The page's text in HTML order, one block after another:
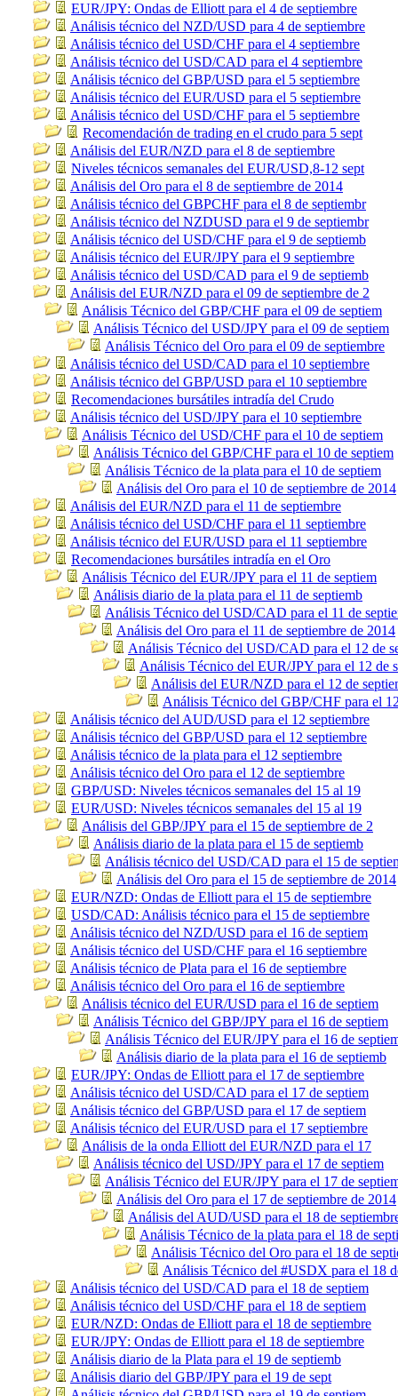
EUR/JPY: Ondas de Elliott para el 4 de septiembre
Análisis técnico del NZD/USD para 4 de septiembre
Análisis técnico del USD/CHF para el 4 septiembre
Análisis técnico del USD/CAD para el 4 septiembre
Análisis técnico del GBP/USD para el 5 septiembre
Análisis técnico del EUR/USD para el 5 septiembre
Análisis técnico del USD/CHF para el 5 septiembre
Recomendación de trading en el crudo para 5 sept
Análisis del EUR/NZD para el 8 de septiembre
Niveles técnicos semanales del EUR/USD,8-12 sept
Análisis del Oro para el 8 de septiembre de 2014
Análisis técnico del GBPCHF para el 8 de septiembr
Análisis técnico del NZDUSD para el 9 de septiembr
Análisis técnico del USD/CHF para el 9 de septiemb
Análisis técnico del EUR/JPY para el 9 septiembre
Análisis técnico del USD/CAD para el 9 de septiemb
Análisis del EUR/NZD para el 09 de septiembre de 2
Análisis Técnico del GBP/CHF para el 09 de septiem
Análisis Técnico del USD/JPY para el 09 de septiem
Análisis Técnico del Oro para el 09 de septiembre
Análisis técnico del USD/CAD para el 10 septiembre
Análisis técnico del GBP/USD para el 10 septiembre
Recomendaciones bursátiles intradía del Crudo
Análisis técnico del USD/JPY para el 10 septiembre
Análisis Técnico del USD/CHF para el 10 de septiem
Análisis Técnico del GBP/CHF para el 10 de septiem
Análisis Técnico de la plata para el 10 de septiem
Análisis del Oro para el 10 de septiembre de 2014
Análisis del EUR/NZD para el 11 de septiembre
Análisis técnico del USD/CHF para el 11 septiembre
Análisis técnico del EUR/USD para el 11 septiembre
Recomendaciones bursátiles intradía en el Oro
Análisis Técnico del EUR/JPY para el 11 de septiem
Análisis diario de la plata para el 11 de septiemb
Análisis Técnico del USD/CAD para el 11 de
Análisis del Oro para el 11 de septiembre de 2014
Análisis Técnico del USD/CAD para el 12 de
Análisis Técnico del EUR/JPY para el 12 de
Análisis del EUR/NZD para el 12 de
Análisis Técnico del GBP/CHF para el
Análisis técnico del AUD/USD para el 12 septiembre
Análisis técnico del GBP/USD para el 12 septiembre
Análisis técnico de la plata para el 12 septiembre
Análisis técnico del Oro para el 12 de septiembre
GBP/USD: Niveles técnicos semanales del 15 al 19
EUR/USD: Niveles técnicos semanales del 15 al 19
Análisis del GBP/JPY para el 15 de septiembre de 2
Análisis diario de la plata para el 15 de septiemb
Análisis técnico del USD/CAD para el 15 de
Análisis del Oro para el 15 de septiembre de 2014
EUR/NZD: Ondas de Elliott para el 15 de septiembre
USD/CAD: Análisis técnico para el 15 de septiembre
Análisis técnico del NZD/USD para el 16 de septiem
Análisis técnico del USD/CHF para el 16 septiembre
Análisis técnico de Plata para el 16 de septiembre
Análisis técnico del Oro para el 16 de septiembre
Análisis técnico del EUR/USD para el 16 de septiem
Análisis Técnico del GBP/JPY para el 16 de septiem
Análisis Técnico del EUR/JPY para el 16 de
Análisis diario de la plata para el 16 de septiemb
EUR/JPY: Ondas de Elliott para el 17 de septiembre
Análisis técnico del USD/CAD para el 17 de septiem
Análisis técnico del GBP/USD para el 17 de septiem
Análisis técnico del EUR/USD para el 17 septiembre
Análisis de la onda Elliott del EUR/NZD para el 17
Análisis técnico del USD/JPY para el 17 de septiem
Análisis Técnico del EUR/JPY para el 17 de
Análisis del Oro para el 17 de septiembre de 2014
Análisis del AUD/USD para el 18 de
Análisis Técnico de la plata para el 18 de
Análisis Técnico del Oro para el 18 de
Análisis Técnico del #USDX para el 18
Análisis técnico del USD/CAD para el 18 de septiem
Análisis técnico del USD/CHF para el 18 de septiem
EUR/NZD: Ondas de Elliott para el 18 de septiembre
EUR/JPY: Ondas de Elliott para el 18 de septiembre
Análisis diario de la Plata para el 19 de septiemb
Análisis diario del GBP/JPY para el 19 de sept